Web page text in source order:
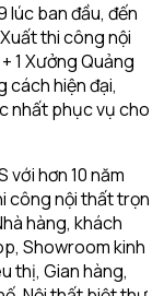
lúc ban đầu, đến
thi công nội
1 Xưởng Quảng
cách hiện đại,
nhất phục vụ cho
với hơn 10 năm
công nội thất trọn
hàng, khách
Showroom kinh
thị, Gian hàng,